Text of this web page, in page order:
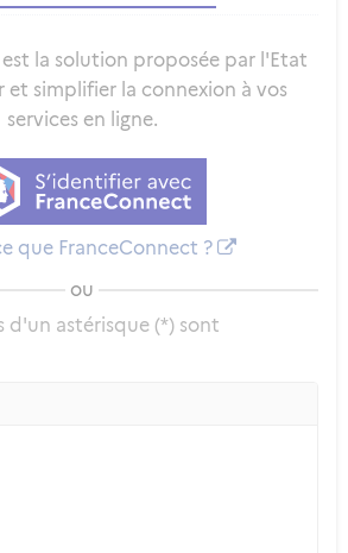
la solution proposée par l'Etat
et simplifier la connexion à vos
services en ligne.
que FranceConnect ?
ou
d'un astérisque (*) sont